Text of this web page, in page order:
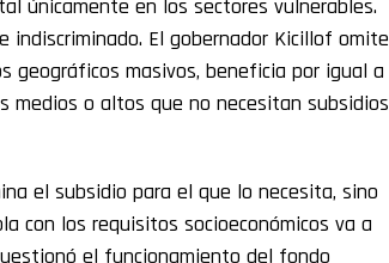
únicamente en los sectores vulnerables.
indiscriminado. El gobernador Kicillof omite
geográficos masivos, beneficia por igual a
medios o altos que no necesitan subsidios
el subsidio para el que lo necesita, sino
con los requisitos socioeconómicos va a
el funcionamiento del fondo